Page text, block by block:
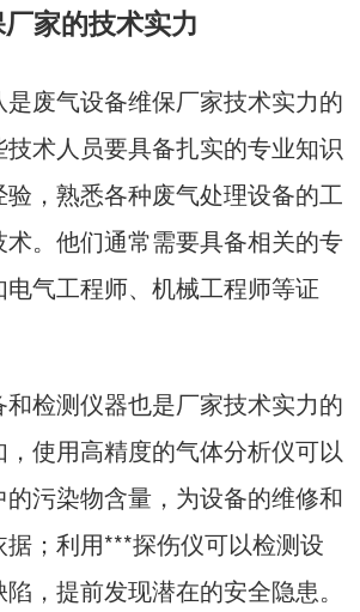
家的技术实力
废气设备维保厂家技术实力的
术人员要具备扎实的专业知识
，熟悉各种废气处理设备的工
。他们通常需要具备相关的专
气工程师、机械工程师等证
检测仪器也是厂家技术实力的
使用高精度的气体分析仪可以
污染物含量，为设备的维修和
；利用***探伤仪可以检测设
，提前发现潜在的安全隐患。